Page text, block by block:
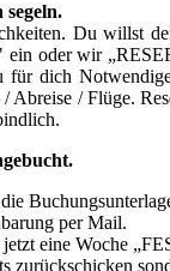
segeln.
Du willst
ein oder wir
für dich
Abreise / Flüge.
per Mail.
eine Woche
zurückschicken